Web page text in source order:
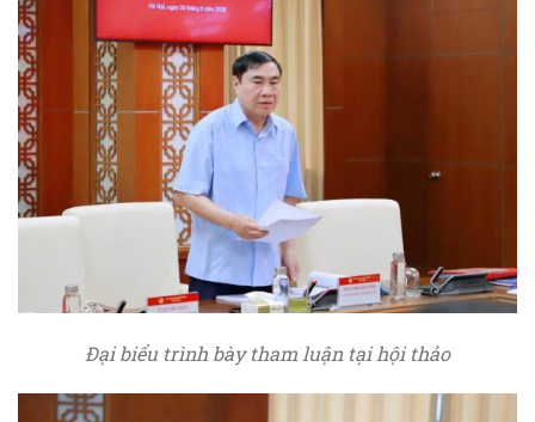
Đại biểu trình bày tham luận tại hội thảo